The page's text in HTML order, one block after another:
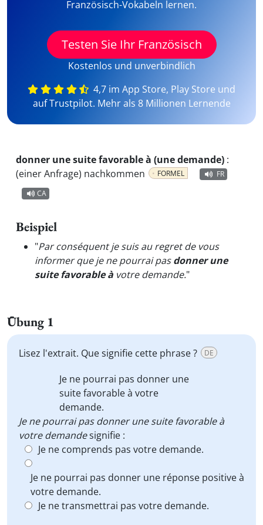
Französisch-Vokabeln lernen.
Testen Sie Ihr Französisch
Kostenlos und unverbindlich
4,7 im App Store, Play Store und
auf Trustpilot. Mehr als 8 Millionen Lernende
donner une suite favorable à (une demande) :
(einer Anfrage) nachkommen
FORMEL
FR
CA
Beispiel
"Par conséquent je suis au regret de vous
informer que je ne pourrai pasdonner une
suite favorable à votre demande."
Übung 1
Lisez l'extrait. Que signifie cette phrase ? DE
Je ne pourrai pas donner une
suite favorableà votre
demande.
Je ne pourrai pas donner une suite favorable à
votre demandesignifie :
Je ne comprends pas votre demande.
Je ne pourrai pas donner une réponse positive à
votre demande.
Je ne transmettrai pas votre demande.